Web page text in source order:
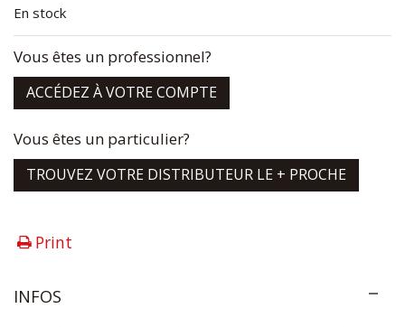
En stock
Vous êtes un professionnel?
ACCÉDEZ À VOTRE COMPTE
Vous êtes un particulier?
TROUVEZ VOTRE DISTRIBUTEUR LE + PROCHE
Print
INFOS